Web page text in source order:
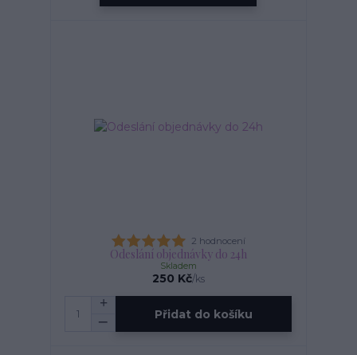
2 hodnocení
Odeslání objednávky do 24h
250 Kč/ks
Skladem
Přidat do košíku